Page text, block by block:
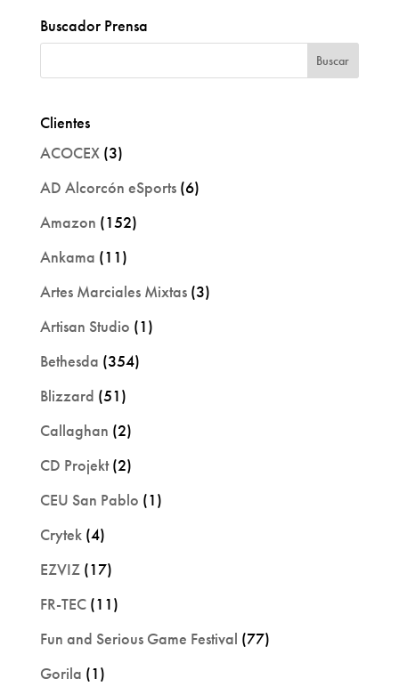
Buscador Prensa
Clientes
ACOCEX(3)
AD Alcorcón eSports(6)
Amazon (152)
Ankama (11)
Artes Marciales Mixtas(3)
Artisan Studio (1)
Bethesda (354)
Blizzard (51)
Callaghan (2)
CD Projekt(2)
CEU San Pablo (1)
Crytek(4)
EZVIZ(17)
FR-TEC(11)
Fun and Serious Game Festival (77)
Gorila (1)